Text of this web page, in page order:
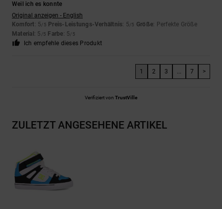
Weil ich es konnte
Original anzeigen - English
Komfort: 5/5 Preis-Leistungs-Verhältnis: 5/5 Größe: Perfekte Größe
Material : 5 /5 Farbe: 5/5
Ich empfehle dieses Produkt
1 2 3 ... 7 >
Verifiziert von TrustVille
ZULETZT ANGESEHENE ARTIKEL